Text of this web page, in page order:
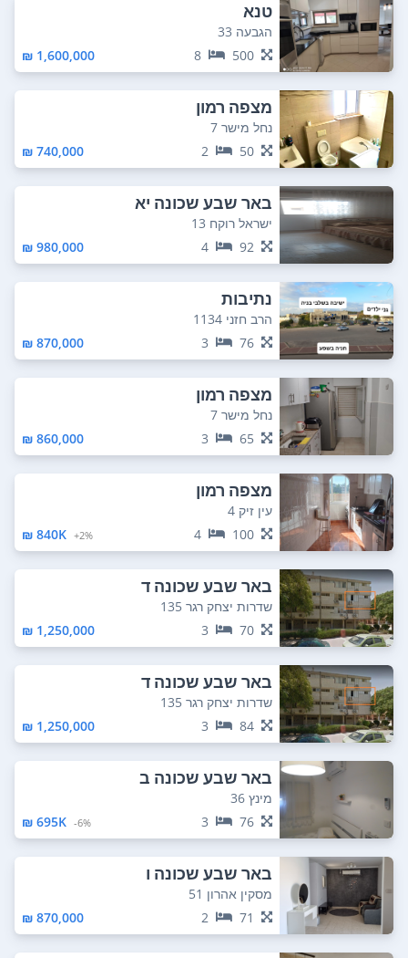
טנא
הגבעה 33
500
8
1,600,000 ₪
מצפה רמון
נחל מישר 7
50
2
740,000 ₪
באר שבע שכונה יא
ישראל רוקח 13
92
4
980,000 ₪
נתיבות
הרב חזני 1134
76
3
870,000 ₪
מצפה רמון
נחל מישר 7
65
3
860,000 ₪
מצפה רמון
עין זיק 4
100
4
2%+
840K ₪
באר שבע שכונה ד
שדרות יצחק רגר 135
70
3
1,250,000 ₪
באר שבע שכונה ד
שדרות יצחק רגר 135
84
3
1,250,000 ₪
באר שבע שכונה ב
מינץ 36
76
3
6%-
695K ₪
באר שבע שכונה ו
מסקין אהרון 51
71
2
870,000 ₪